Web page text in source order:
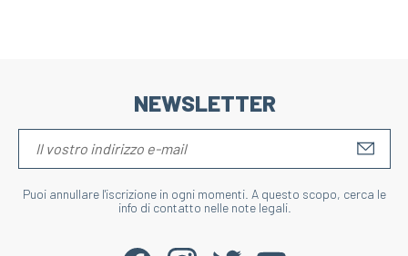
NEWSLETTER
Puoi annullare l'iscrizione in ogni momenti. A questo scopo, cerca le
info di contatto nelle note legali.